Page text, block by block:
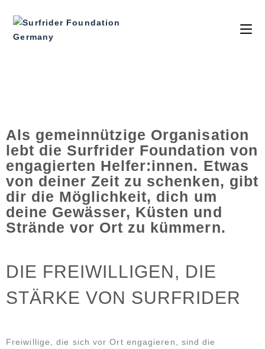
Als gemeinnützige Organisation
lebt die Surfrider Foundation von
engagierten Helfer:innen. Etwas
von deiner Zeit zu schenken, gibt
dir die Möglichkeit, dich um
deine Gewässer, Küsten und
Strände vor Ort zu kümmern.
DIE FREIWILLIGEN, DIE
STÄRKE VON SURFRIDER
Freiwillige, die sich vor Ort engagieren, sind die